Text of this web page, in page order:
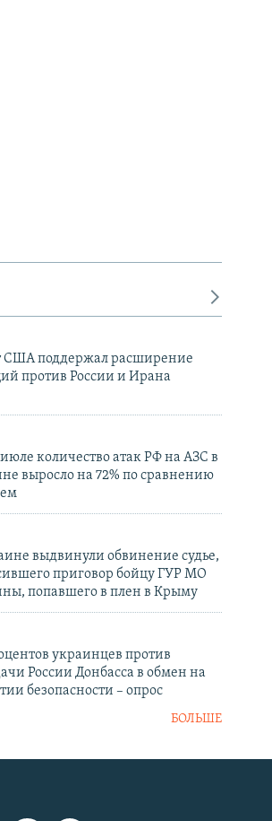
США поддержал расширение
против России и Ирана
июле количество атак РФ на АЗС в
выросло на 72% по сравнению
выдвинули обвинение судье,
приговор бойцу ГУР МО
попавшего в плен в Крыму
украинцев против
России Донбасса в обмен на
безопасности – опрос
БОЛЬШЕ